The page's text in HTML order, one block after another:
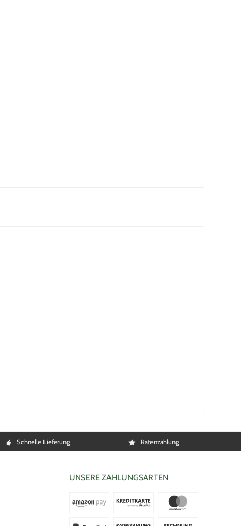
Schnelle Lieferung Ratenzahlung
UNSERE ZAHLUNGSARTEN